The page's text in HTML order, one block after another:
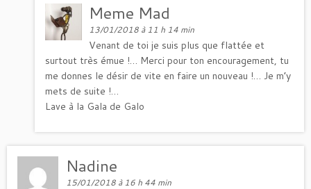
Meme Mad
13/01/2018 à 11 h 14 min
Venant de toi je suis plus que flattée et
surtout très émue !… Merci pour ton encouragement, tu
me donnes le désir de vite en faire un nouveau !… Je m’y
mets de suite !…
Lave à la Gala de Galo
Nadine
15/01/2018 à 16 h 44 min